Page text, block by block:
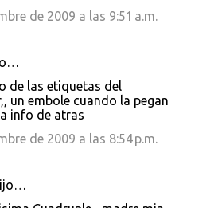
de 2009 a las 9:51 a.m.
de las etiquetas del
un embole cuando la pegan
info de atras
de 2009 a las 8:54 p.m.